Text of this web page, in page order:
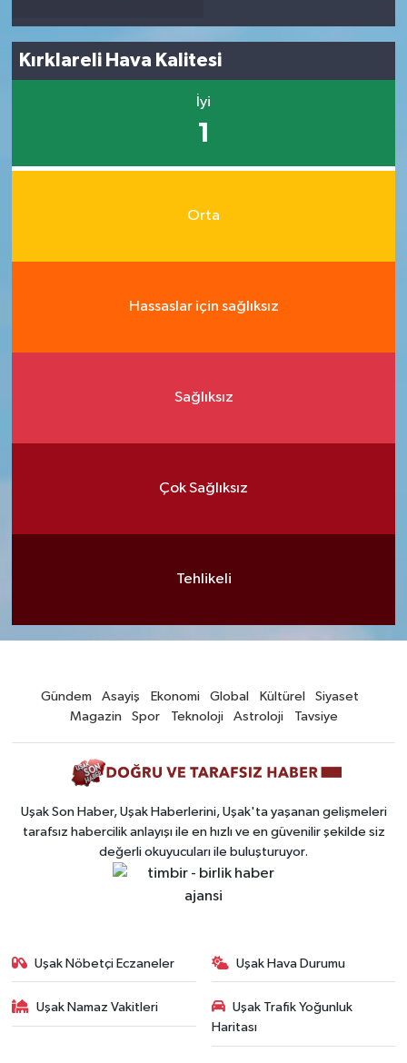
Kırklareli Hava Kalitesi
İyi
1
Orta
Hassaslar için sağlıksız
Sağlıksız
Çok Sağlıksız
Tehlikeli
Gündem Asayiş Ekonomi Global Kültürel
Siyaset
Magazin
Spor Teknoloji Astroloji Tavsiye
Uşak Son Haber, Uşak Haberlerini, Uşak'ta yaşanan gelişmeleri
tarafsız habercilik anlayışı ile en hızlı ve en güvenilir şekilde siz
değerli okuyucuları ile buluşturuyor.
Uşak Nöbetçi Eczaneler Uşak Hava Durumu
Uşak Namaz Vakitleri
Uşak Trafik Yoğunluk
Haritası